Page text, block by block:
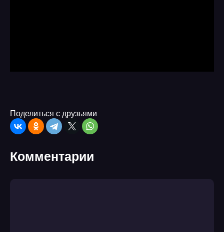
Поделиться с друзьями
Комментарии